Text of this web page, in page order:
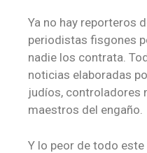
Ya no hay reporteros
periodistas fisgones
nadie los contrata.
noticias elaboradas
judíos, controladores
maestros del engaño.
Y lo peor de todo